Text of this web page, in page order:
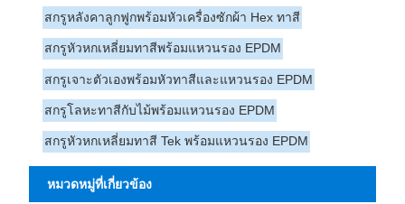
สกรูหลังคาลูกฟูกพร้อมหัวเครื่องซักผ้า Hex ทาสี
สกรูหัวหกเหลี่ยมทาสีพร้อมแหวนรอง EPDM
สกรูเจาะตัวเองพร้อมหัวทาสีและแหวนรอง EPDM
สกรูโลหะทาสีกับไม้พร้อมแหวนรอง EPDM
สกรูหัวหกเหลี่ยมทาสี Tek พร้อมแหวนรอง EPDM
หมวดหมู่ที่เกี่ยวข้อง